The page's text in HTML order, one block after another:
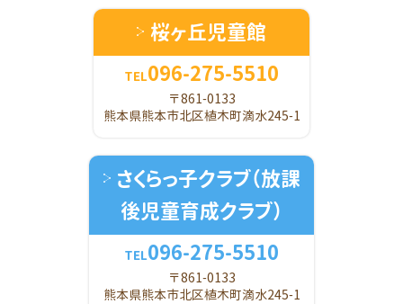
桜ヶ丘児童館
TEL096-275-5510
〒861-0133
熊本県熊本市北区植木町滴水245-1
さくらっ子クラブ（放課
後児童育成クラブ）
TEL096-275-5510
〒861-0133
熊本県熊本市北区植木町滴水245-1